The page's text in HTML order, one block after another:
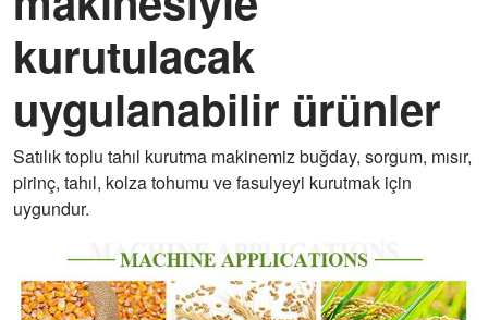
kurutulacak
uygulanabilir ürünler
Satılık toplu tahıl kurutma makinemiz buğday, sorgum, mısır,
pirinç, tahıl, kolza tohumu ve fasulyeyi kurutmak için
uygundur.